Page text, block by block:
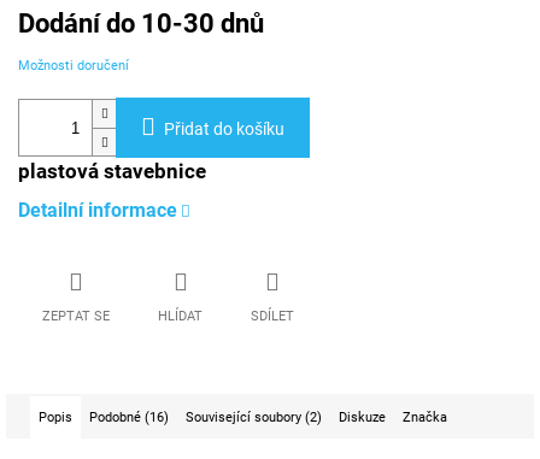
Měrná
cena:
Dodání do 10-30 dnů
Možnosti doručení
Přidat do košíku
plastová stavebnice
Detailní informace
ZEPTAT SE HLÍDAT SDÍLET
Popis Podobné (16) Související soubory (2) Diskuze Značka